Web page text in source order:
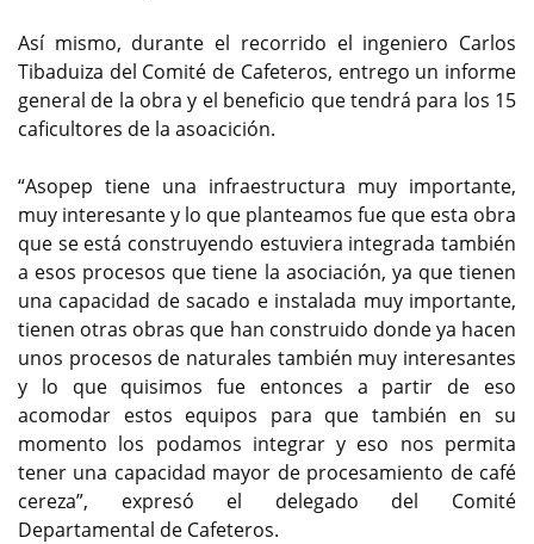
Así mismo, durante el recorrido el ingeniero Carlos
Tibaduiza del Comité de Cafeteros, entrego un informe
general de la obra y el beneficio que tendrá para los 15
caficultores de la asoacición.
“Asopep tiene una infraestructura muy importante,
muy interesante y lo que planteamos fue que esta obra
que se está construyendo estuviera integrada también
a esos procesos que tiene la asociación, ya que tienen
una capacidad de sacado e instalada muy importante,
tienen otras obras que han construido donde ya hacen
unos procesos de naturales también muy interesantes
y lo que quisimos fue entonces a partir de eso
acomodar estos equipos para que también en su
momento los podamos integrar y eso nos permita
tener una capacidad mayor de procesamiento de café
cereza”, expresó el delegado del Comité
Departamental de Cafeteros.